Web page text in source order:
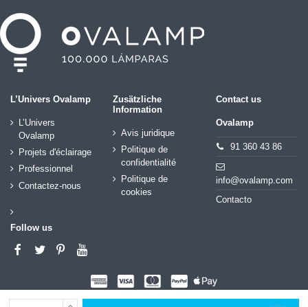
L’Univers Ovalamp
L’Univers
Ovalamp
Projets d'éclairage
Professionnel
Contactez-nous
Zusätzliche
Information
Avis juridique
Politique de
confidentialité
Politique de
cookies
Contact us
Ovalamp
91 360 43 86
info@ovalamp.com
Contacto
Follow us